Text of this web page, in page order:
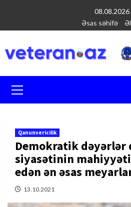
содержимому
08.08.2026
Əsas səhifə
меню
Qanunvericilik
Demokratik dəyərlər
siyasətinin
edən ən əsas
13.10.2021